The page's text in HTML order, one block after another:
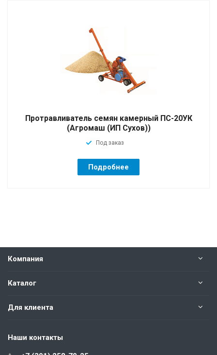
Протравливатель семян камерный ПС-20УК
(Агромаш (ИП Сухов))
Под заказ
Подробнее
Компания
Каталог
Для клиента
Наши контакты